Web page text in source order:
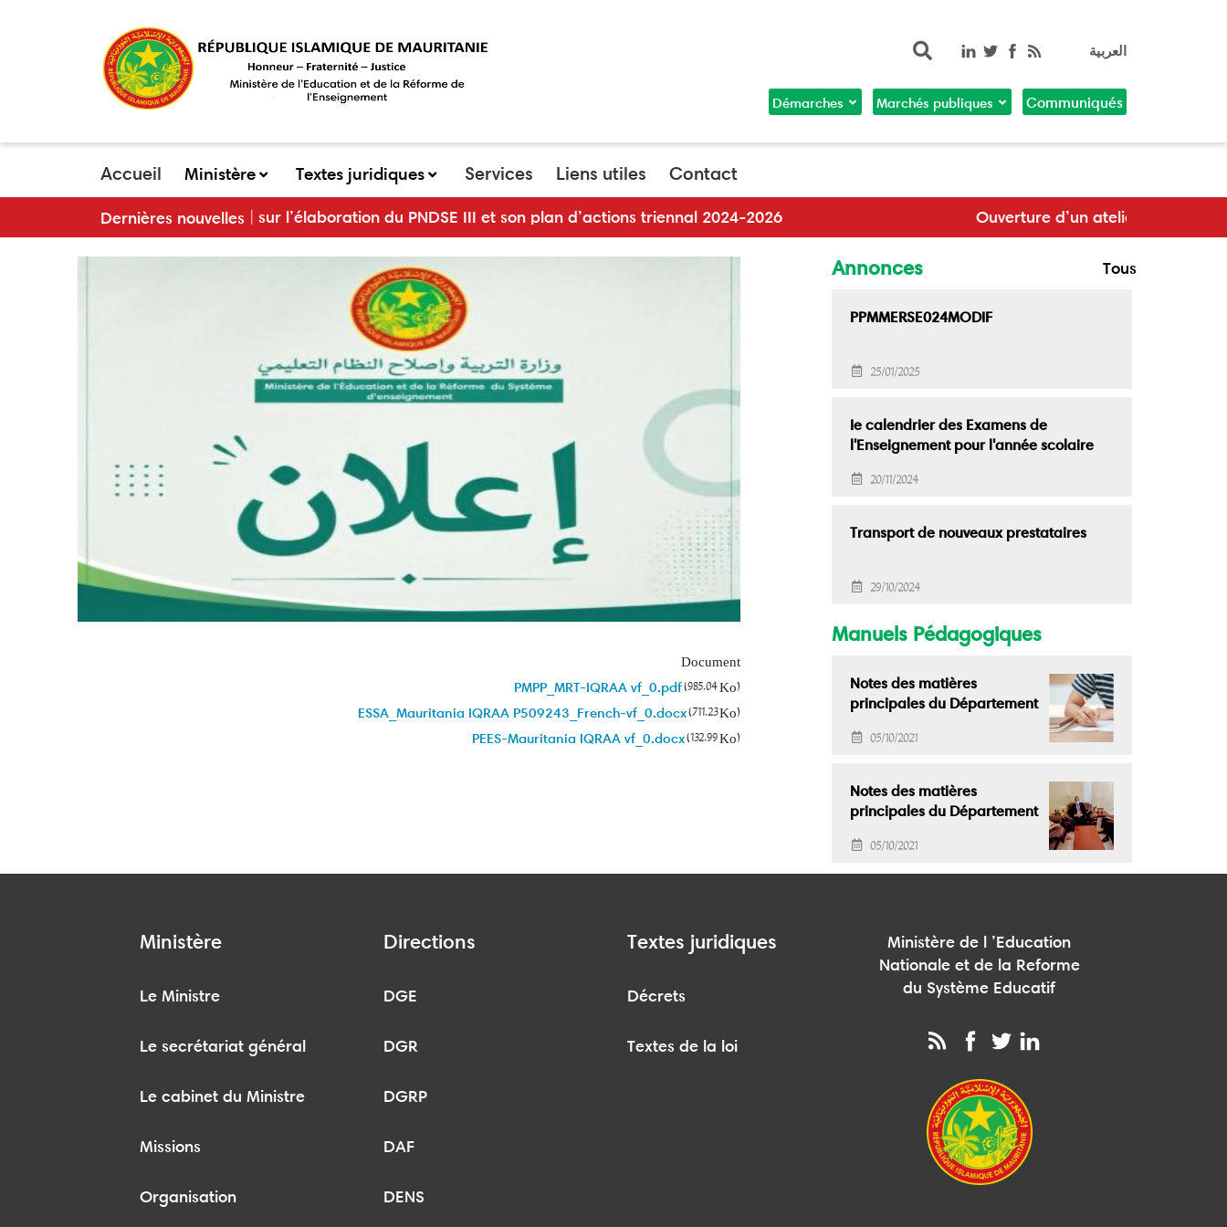
Rechercher العربية
menu
Communiqués
Marchés publiques
Démarches
main
menu
Accueil Ministère Textes juridiques Services Liens utiles Contact
Dernières nouvelles
sur l’élaboration du PNDSE III et son plan d’actions triennal 2024-2026 Ouverture d’un atelier de validation de la stratégie de
Annonces
PPMMERSE024MODIF
25/01/2025
Ie calendrier des Examens de
l'Enseignement pour l'année scolaire
20/11/2024
Transport de nouveaux prestataires
29/10/2024
Tous
Manuels Pédagogiques
Notes des matières
principales du Département
05/10/2021
Notes des matières
principales du Département
05/10/2021
Document
PMPP_MRT-IQRAA vf_0.pdf(985.04 Ko)
ESSA_Mauritania IQRAA P509243_French-vf_0.docx(711.23 Ko)
PEES-Mauritania IQRAA vf_0.docx(132.99 Ko)
Ministère de l ’Education
Nationale et de la Reforme
du Système Educatif
Textes juridiques
Décrets
Textes de la loi
Directions
DGE
DGR
DGRP
DAF
DENS
Ministère
Le Ministre
Le secrétariat général
Le cabinet du Ministre
Missions
Organisation